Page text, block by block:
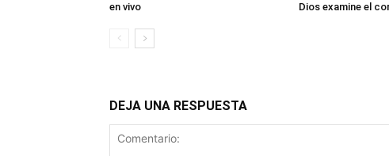
en vivo
Dios examine el
DEJA UNA RESPUESTA